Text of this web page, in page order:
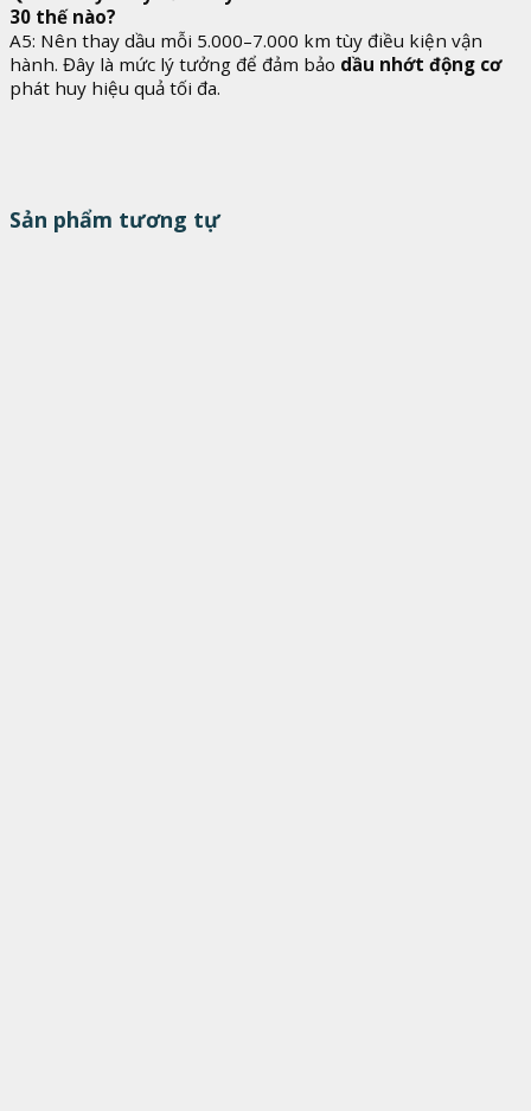
30 thế nào?
A5: Nên thay dầu mỗi 5.000–7.000 km tùy điều kiện vận
hành. Đây là mức lý tưởng để đảm bảo dầu nhớt động cơ
phát huy hiệu quả tối đa.
Sản phẩm tương tự